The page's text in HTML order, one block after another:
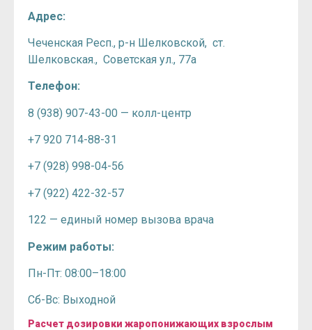
Адрес:
Чеченская Респ., р-н Шелковской, ст.
Шелковская., Советская ул., 77а
Телефон:
8 (938) 907-43-00 — колл-центр
+7 920 714-88-31
+7 (928) 998-04-56
+7 (922) 422-32-57
122 — единый номер вызова врача
Режим работы:
Пн-Пт: 08:00–18:00
Сб-Вс: Выходной
Расчет дозировки жаропонижающих взрослым